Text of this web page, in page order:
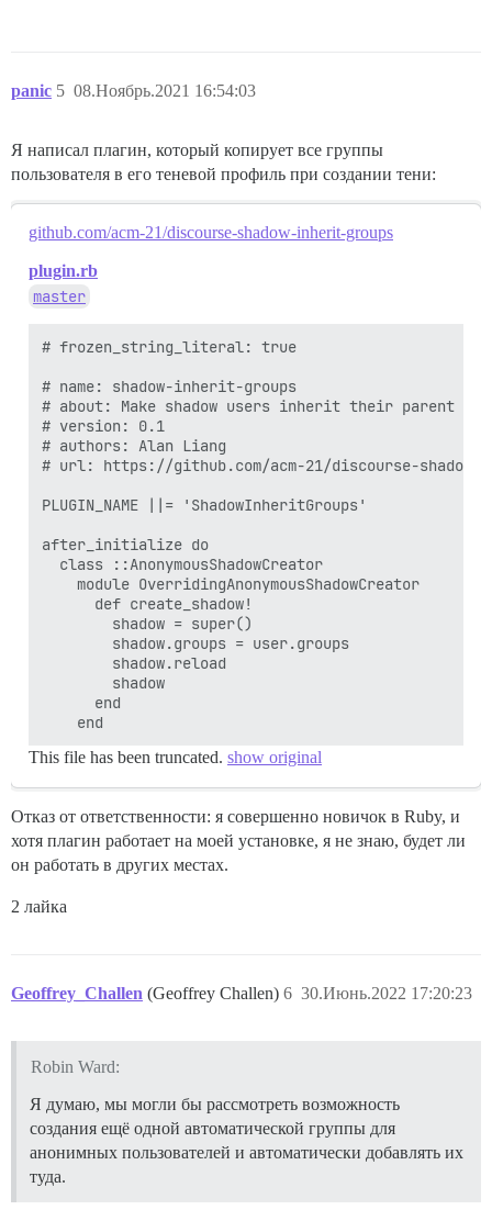
panic 08.Ноябрь.2021 16:54:03
5
Я написал плагин, который копирует все группы
пользователя в его теневой профиль при создании тени:
github.com/acm-21/discourse-shadow-inherit-groups
plugin.rb
master
# frozen_string_literal: true
# name: shadow-inherit-groups
# about: Make shadow users inherit their parent
# version: 0.1
# authors: Alan Liang
# url: https://github.com/acm-21/discourse-
PLUGIN_NAME ||= 'ShadowInheritGroups'
after_initialize do
  class ::AnonymousShadowCreator
    module OverridingAnonymousShadowCreator
      def create_shadow!
        shadow = super()
        shadow.groups = user.groups
        shadow.reload
        shadow
      end
This file has been truncated. show original
Отказ от ответственности: я совершенно новичок в Ruby, и
хотя плагин работает на моей установке, я не знаю, будет ли
он работать в других местах.
2 лайка
Geoffrey_Challen (Geoffrey Challen) 30.Июнь.2022 17:20:23
6
Robin Ward:
Я думаю, мы могли бы рассмотреть возможность
создания ещё одной автоматической группы для
анонимных пользователей и автоматически добавлять их
туда.